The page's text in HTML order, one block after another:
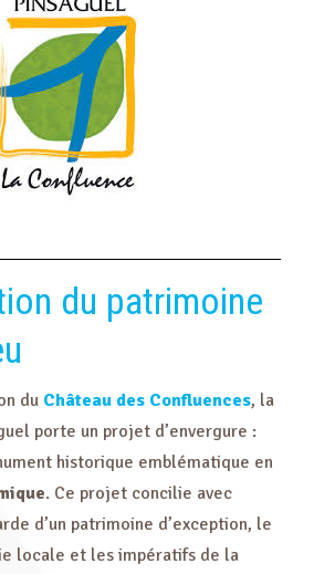
du patrimoine
du Château des Confluences, la
porte un projet d’envergure :
historique emblématique en
. Ce projet concilie avec
d’un patrimoine d’exception, le
locale et les impératifs de la